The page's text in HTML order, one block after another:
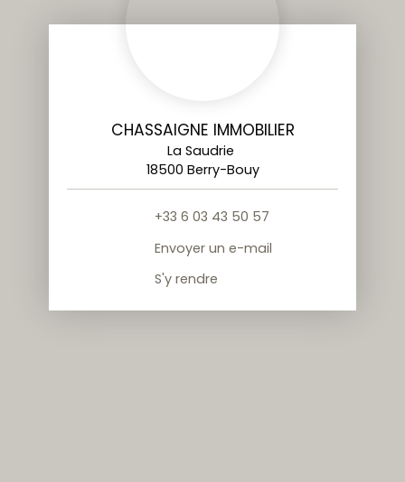
CHASSAIGNE IMMOBILIER
La Saudrie
18500 Berry-Bouy
+33 6 03 43 50 57
Envoyer un e-mail
S'y rendre